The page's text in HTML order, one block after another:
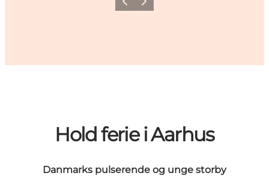
ForrigeNæste
Hold ferie i Aarhus
Danmarks pulserende og unge storby